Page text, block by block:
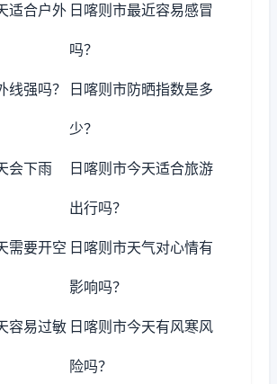
适合户外 日喀则市最近容易感冒
吗？
线强吗？ 日喀则市防晒指数是多
少？
会下雨 日喀则市今天适合旅游
出行吗？
需要开空 日喀则市天气对心情有
影响吗？
容易过敏 日喀则市今天有风寒风
险吗？